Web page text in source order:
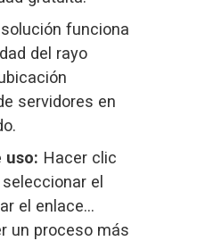
funciona
del rayo
servidores en
uso: Hacer clic
el
el enlace...
un proceso más